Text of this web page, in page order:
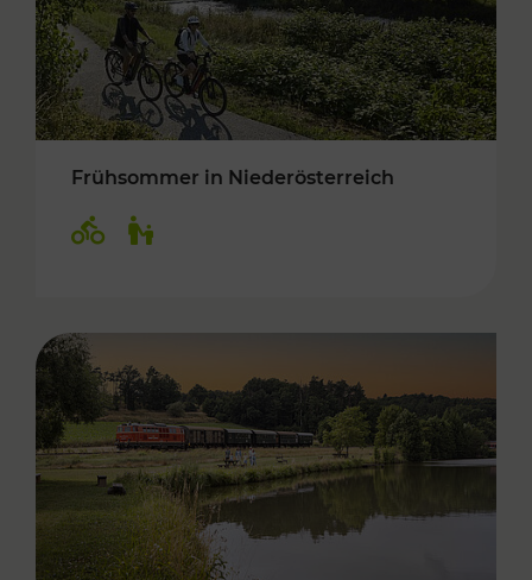
Frühsommer in Niederösterreich